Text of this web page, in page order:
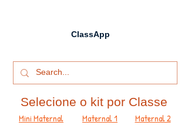
ClassApp
Selecione o kit por Classe
Mini Maternal Maternal 1
Maternal 2